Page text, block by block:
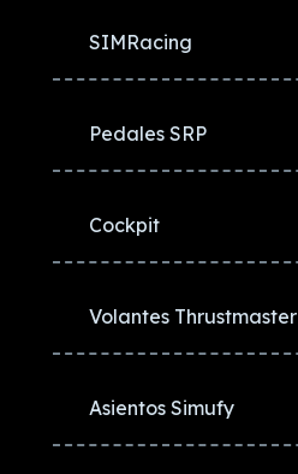
SIMRacing
Pedales SRP
Cockpit
Volantes Thrustmaster
Asientos Simufy